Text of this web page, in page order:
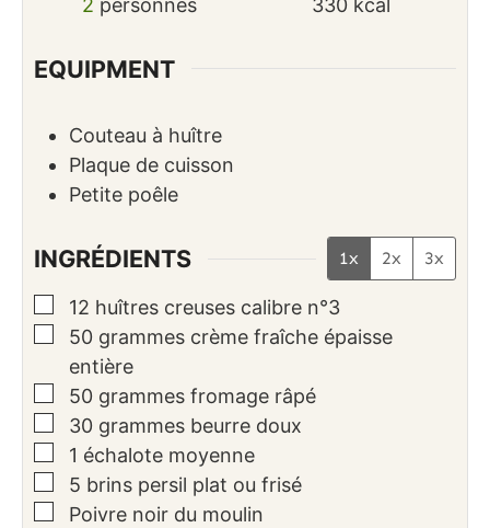
2 personnes
330 kcal
EQUIPMENT
Couteau à huître
Plaque de cuisson
Petite poêle
INGRÉDIENTS 1x 2x 3x
▢
12 huîtres creuses calibre n°3
▢
50 grammes crème fraîche épaisse
entière
▢
50 grammes fromage râpé
▢
30 grammes beurre doux
▢
1 échalote moyenne
▢
5 brins persil plat ou frisé
▢
Poivre noir du moulin